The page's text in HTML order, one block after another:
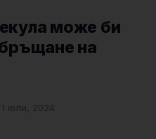
може би
на
1 юли, 2024